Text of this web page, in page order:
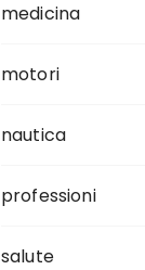
medicina
motori
nautica
professioni
salute